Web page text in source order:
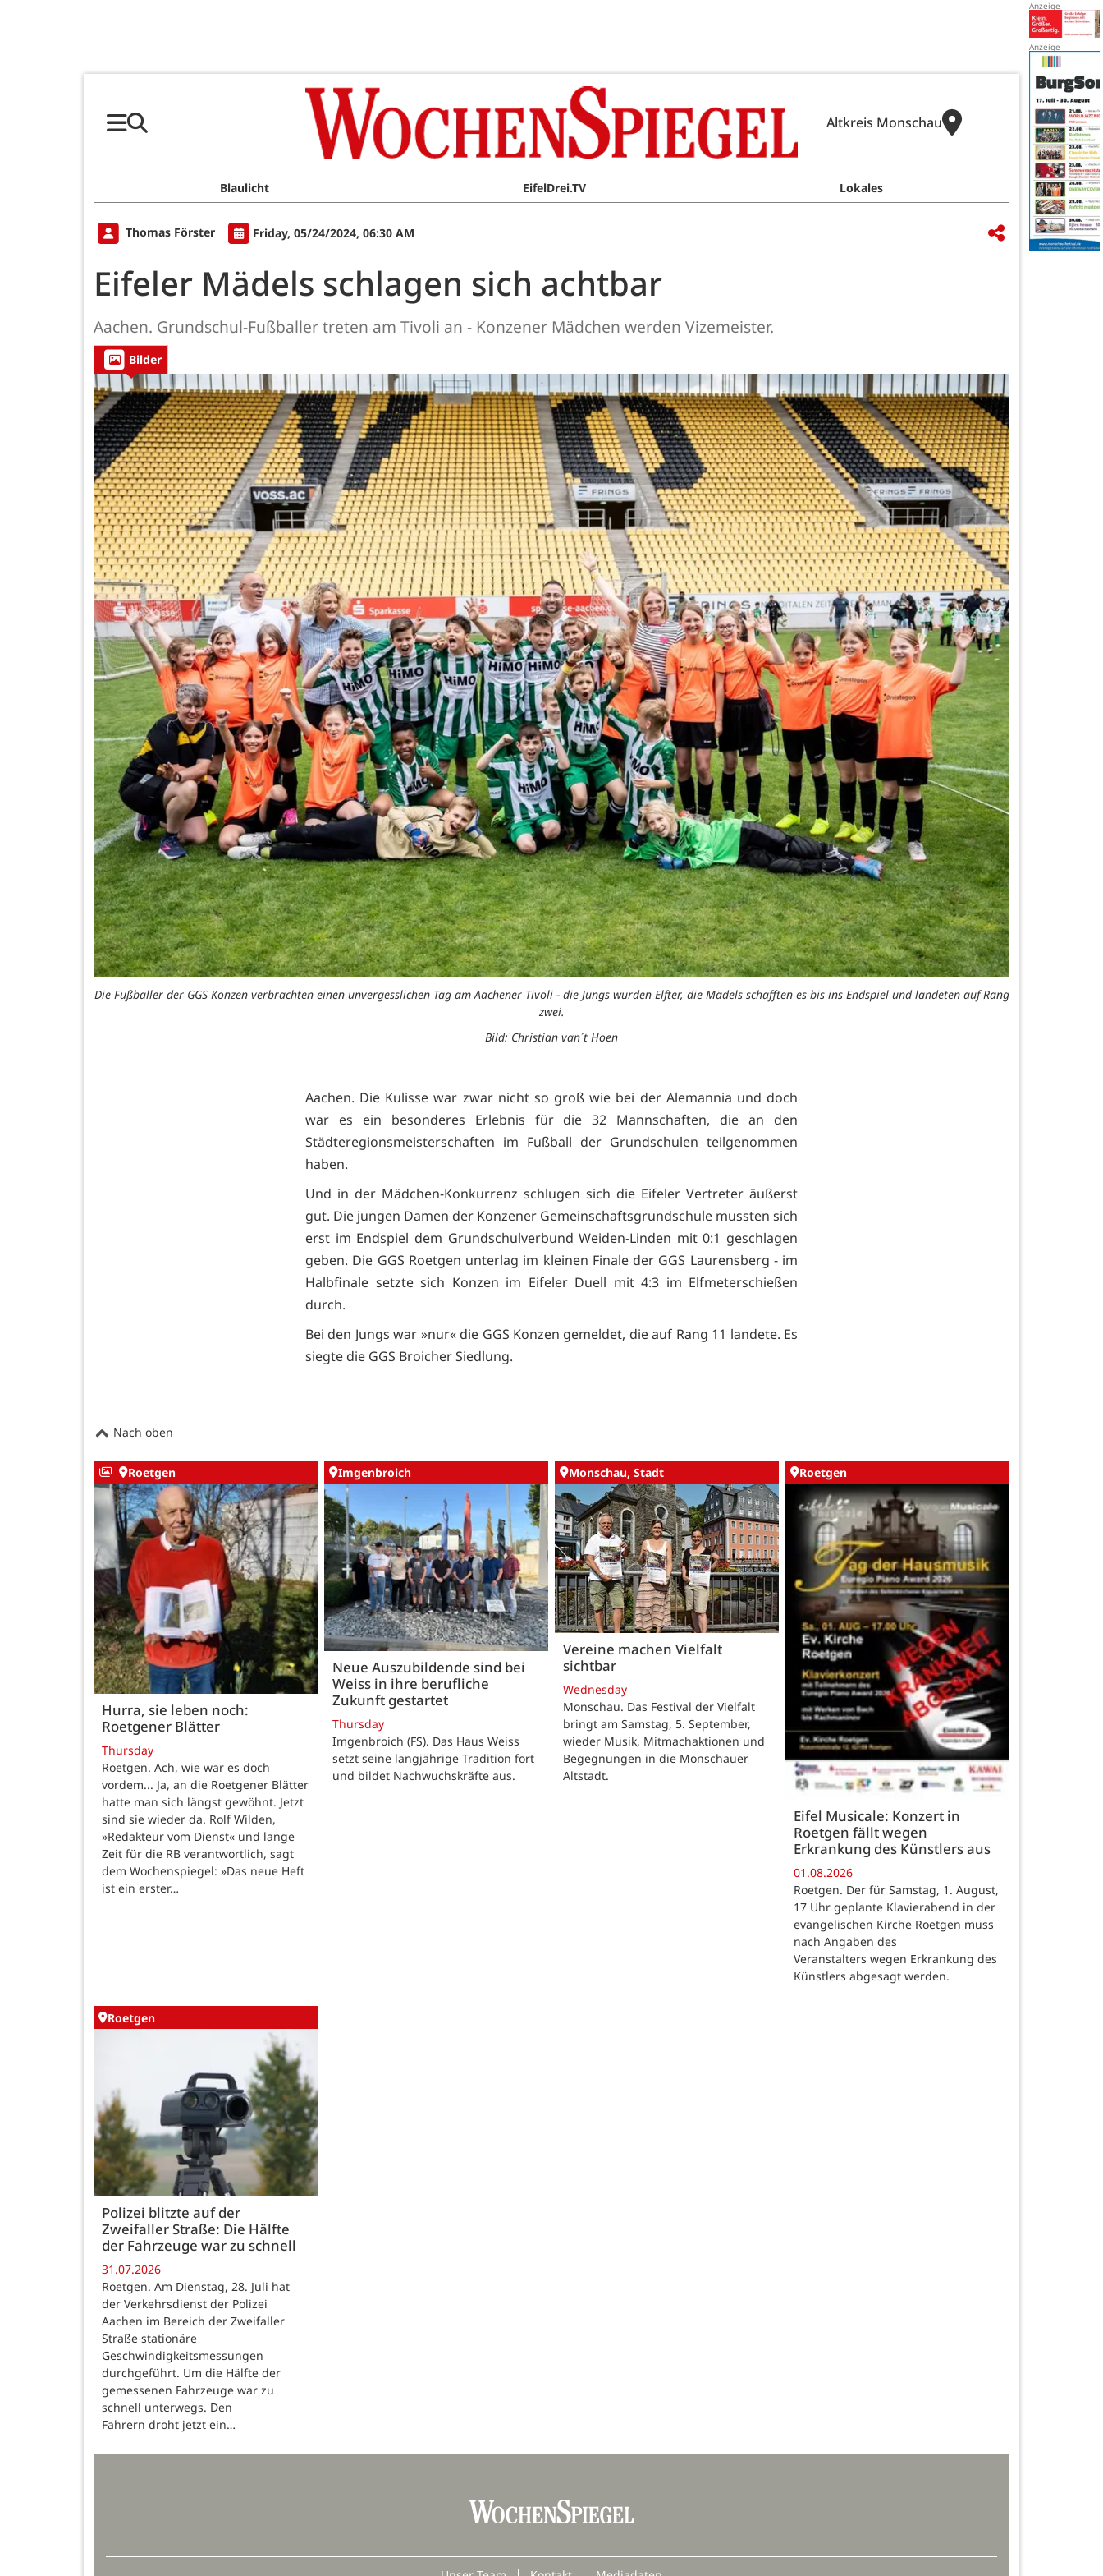
Altkreis Monschau
Blaulicht EifelDrei.TV Lokales
Thomas Förster Friday, 05/24/2024, 06:30 AM
Eifeler Mädels schlagen sich achtbar
Aachen. Grundschul-Fußballer treten am Tivoli an - Konzener Mädchen werden Vizemeister.
Bilder
Die Fußballer der GGS Konzen verbrachten einen unvergesslichen Tag am Aachener Tivoli - die Jungs wurden Elfter, die Mädels schafften es bis ins Endspiel und landeten auf Rang
zwei.
Bild: Christian van´t Hoen
Aachen. Die Kulisse war zwar nicht so groß wie bei der Alemannia und doch
war es ein besonderes Erlebnis für die 32 Mannschaften, die an den
Städteregionsmeisterschaften im Fußball der Grundschulen teilgenommen
haben.
Und in der Mädchen-Konkurrenz schlugen sich die Eifeler Vertreter äußerst
gut. Die jungen Damen der Konzener Gemeinschaftsgrundschule mussten sich
erst im Endspiel dem Grundschulverbund Weiden-Linden mit 0:1 geschlagen
geben. Die GGS Roetgen unterlag im kleinen Finale der GGS Laurensberg - im
Halbfinale setzte sich Konzen im Eifeler Duell mit 4:3 im Elfmeterschießen
durch.
Bei den Jungs war »nur« die GGS Konzen gemeldet, die auf Rang 11 landete. Es
siegte die GGS Broicher Siedlung.
Nach oben
Roetgen
Hurra, sie leben noch:
Roetgener Blätter
Thursday
Roetgen. Ach, wie war es doch
vordem... Ja, an die Roetgener Blätter
hatte man sich längst gewöhnt. Jetzt
sind sie wieder da. Rolf Wilden,
»Redakteur vom Dienst« und lange
Zeit für die RB verantwortlich, sagt
dem Wochenspiegel: »Das neue Heft
ist ein erster…
Imgenbroich
Neue Auszubildende sind bei
Weiss in ihre berufliche
Zukunft gestartet
Thursday
Imgenbroich (FS). Das Haus Weiss
setzt seine langjährige Tradition fort
und bildet Nachwuchskräfte aus.
Monschau, Stadt
Vereine machen Vielfalt
sichtbar
Wednesday
Monschau. Das Festival der Vielfalt
bringt am Samstag, 5. September,
wieder Musik, Mitmachaktionen und
Begegnungen in die Monschauer
Altstadt.
Roetgen
Eifel Musicale: Konzert in
Roetgen fällt wegen
Erkrankung des Künstlers aus
01.08.2026
Roetgen. Der für Samstag, 1. August,
17 Uhr geplante Klavierabend in der
evangelischen Kirche Roetgen muss
nach Angaben des
Veranstalters wegen Erkrankung des
Künstlers abgesagt werden.
Roetgen
Polizei blitzte auf der
Zweifaller Straße: Die Hälfte
der Fahrzeuge war zu schnell
31.07.2026
Roetgen. Am Dienstag, 28. Juli hat
der Verkehrsdienst der Polizei
Aachen im Bereich der Zweifaller
Straße stationäre
Geschwindigkeitsmessungen
durchgeführt. Um die Hälfte der
gemessenen Fahrzeuge war zu
schnell unterwegs. Den
Fahrern droht jetzt ein…